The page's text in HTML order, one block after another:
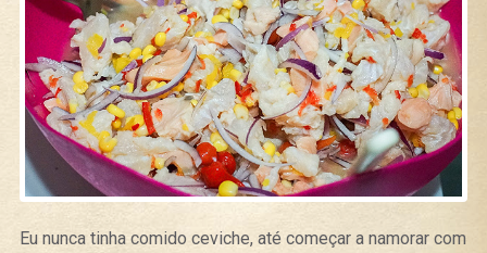
Eu nunca tinha comido ceviche, até começar a namorar com